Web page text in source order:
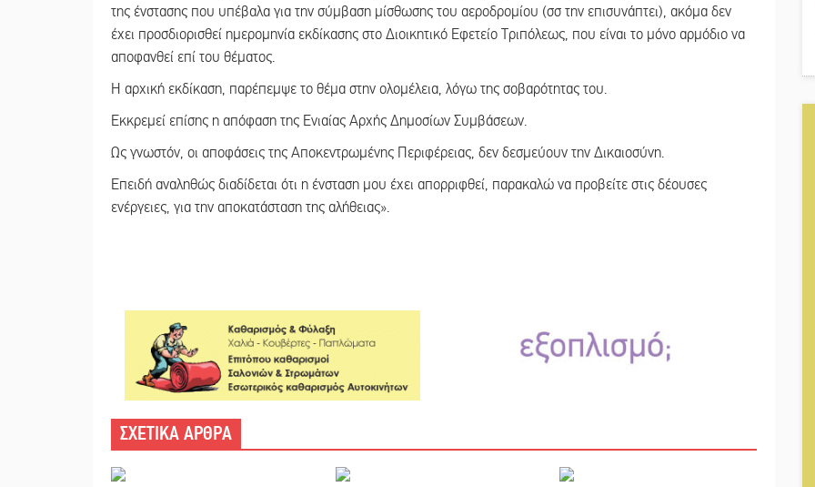
της ένστασης που υπέβαλα για την σύμβαση μίσθωσης του αεροδρομίου (σσ την επισυνάπτει), ακόμα δεν
έχει προσδιορισθεί ημερομηνία εκδίκασης στο Διοικητικό Εφετείο Τριπόλεως, που είναι το μόνο αρμόδιο να
αποφανθεί επί του θέματος.
Η αρχική εκδίκαση, παρέπεμψε το θέμα στην ολομέλεια, λόγω της σοβαρότητας του.
Εκκρεμεί επίσης η απόφαση της Ενιαίας Αρχής Δημοσίων Συμβάσεων.
Ως γνωστόν, οι αποφάσεις της Αποκεντρωμένης Περιφέρειας, δεν δεσμεύουν την Δικαιοσύνη.
Επειδή αναληθώς διαδίδεται ότι η ένσταση μου έχει απορριφθεί, παρακαλώ να προβείτε στις δέουσες
ενέργειες, για την αποκατάσταση της αλήθειας».
ΣΧΕΤΙΚΑ ΑΡΘΡΑ